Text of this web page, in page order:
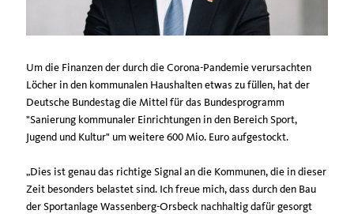
Um die Finanzen der durch die Corona-Pandemie verursachten
Löcher in den kommunalen Haushalten etwas zu füllen, hat der
Deutsche Bundestag die Mittel für das Bundesprogramm
"Sanierung kommunaler Einrichtungen in den Bereich Sport,
Jugend und Kultur" um weitere 600 Mio. Euro aufgestockt.
Dies ist genau das richtige Signal an die Kommunen, die in dieser
Zeit besonders belastet sind. Ich freue mich, dass durch den Bau
der Sportanlage Wassenberg-Orsbeck nachhaltig dafür gesorgt